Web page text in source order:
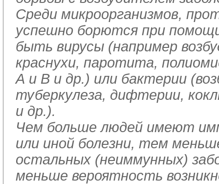
Среди микроорганизмов,
успешно борются при
быть вирусы (например
краснухи, паротита,
А и В и др.) или бактерии
туберкулеза, дифтерии,
и др.).
Чем больше людей имеют
или иной болезни, тем
остальных (неиммунных)
меньше вероятность